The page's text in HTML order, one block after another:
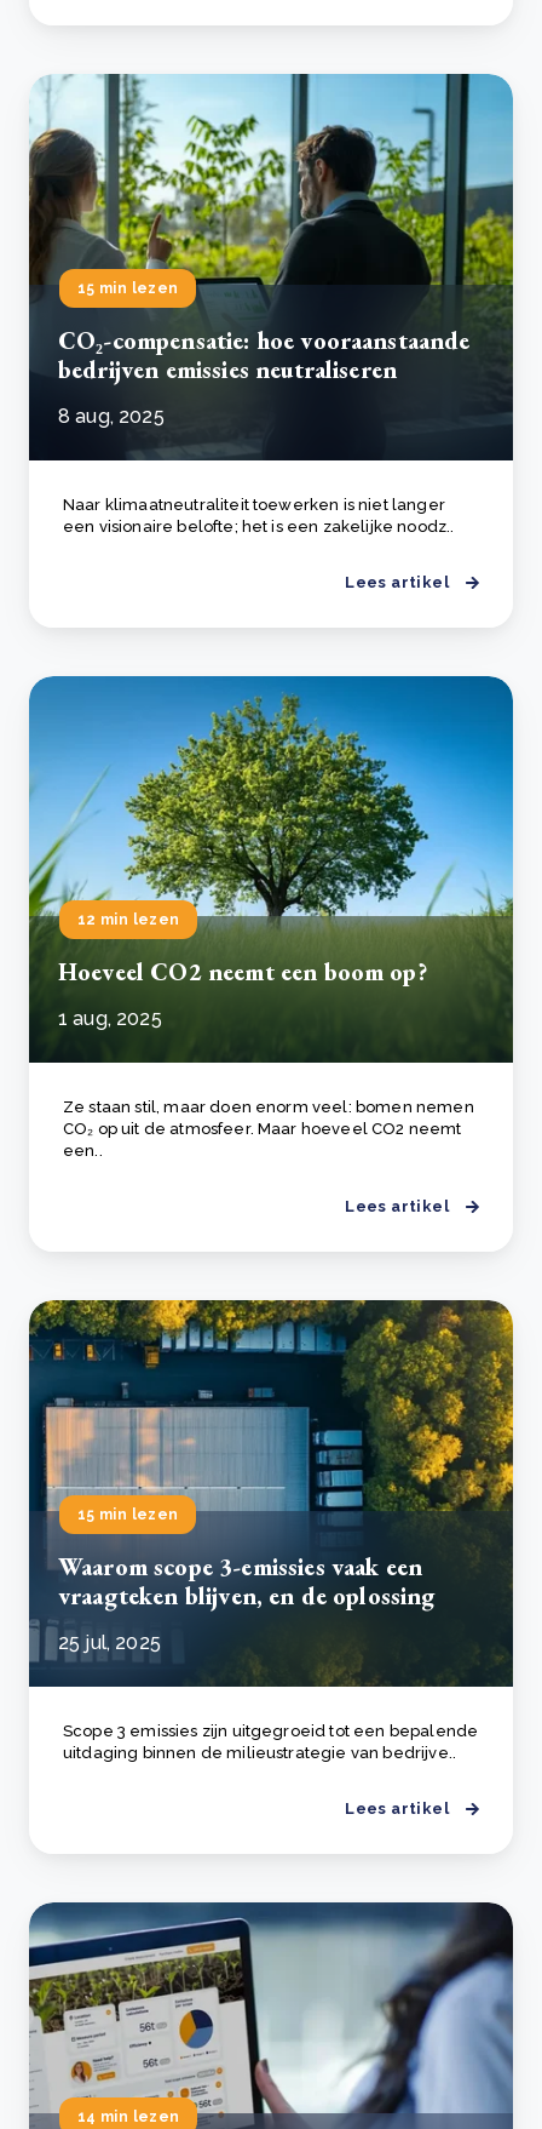
15 min lezen
CO₂-compensatie: hoe vooraanstaande
bedrijven emissies neutraliseren
8 aug, 2025
Naar klimaatneutraliteit toewerken is niet langer
een visionaire belofte; het is een zakelijke noodz..
Lees artikel
12 min lezen
Hoeveel CO2 neemt een boom op?
1 aug, 2025
Ze staan stil, maar doen enorm veel: bomen nemen
CO₂ op uit de atmosfeer. Maar hoeveel CO2 neemt
een..
Lees artikel
15 min lezen
Waarom scope 3-emissies vaak een
vraagteken blijven, en de oplossing
25 jul, 2025
Scope 3 emissies zijn uitgegroeid tot een bepalende
uitdaging binnen de milieustrategie van bedrijve..
Lees artikel
14 min lezen